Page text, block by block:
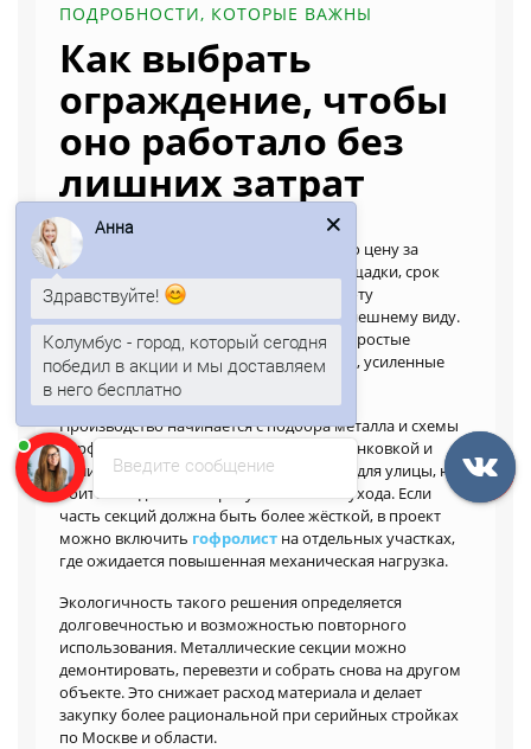
ПОДРОБНОСТИ, КОТОРЫЕ ВАЖНЫ
Как выбрать
ограждение, чтобы
оно работало без
лишних затрат
При выборе важно учитывать не только цену за
квадратный метр, но и назначение площадки, срок
эксплуатации, ветровую нагрузку, частоту
перемещения секций и требования к внешнему виду.
Для временных объектов берут более простые
решения, для длительных — лист толще, усиленные
стойки и стойкое покрытие.
Производство начинается с подбора металла и схемы
перфорации. Мы используем лист с оцинковкой и
полимерным слоем, который подходит для улицы, не
боится осадков и не требует сложного ухода. Если
часть секций должна быть более жёсткой, в проект
можно включить гофролист на отдельных участках,
где ожидается повышенная механическая нагрузка.
Экологичность такого решения определяется
долговечностью и возможностью повторного
использования. Металлические секции можно
демонтировать, перевезти и собрать снова на другом
объекте. Это снижает расход материала и делает
закупку более рациональной при серийных стройках
по Москве и области.
Введите сообщение
Анна
Здравствуйте!
Колумбус - город, который сегодня
победил в акции и мы доставляем
в него бесплатно
Аннапечатает...